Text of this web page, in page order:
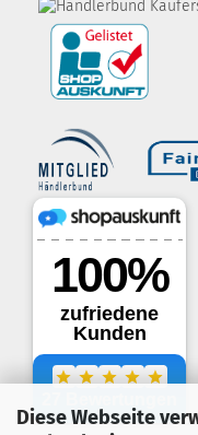
Diese Webseite